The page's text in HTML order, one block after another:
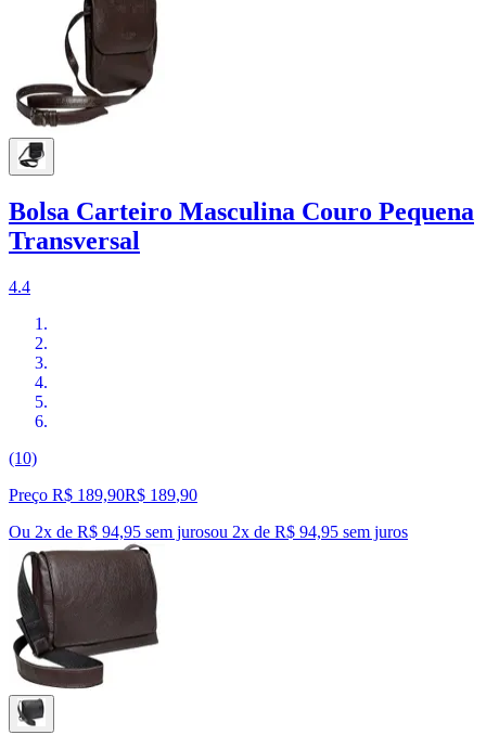
Bolsa Carteiro Masculina Couro Pequena
Transversal
4.4
(10)
Preço R$ 189,90R$ 189,90
Ou 2x de R$ 94,95 sem jurosou 2x de R$ 94,95 sem juros